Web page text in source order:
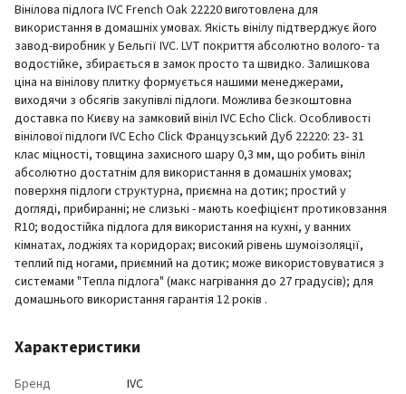
Вінілова підлога IVC French Oak 22220 виготовлена для
використання в домашніх умовах. Якість вінілу підтверджує його
завод-виробник у Бельгії IVC. LVT покриття абсолютно волого- та
водостійке, збирається в замок просто та швидко. Залишкова
ціна на вінілову плитку формується нашими менеджерами,
виходячи з обсягів закупівлі підлоги. Можлива безкоштовна
доставка по Києву на замковий вініл IVC Echo Click. Особливості
вінілової підлоги IVC Echo Click Французський Дуб 22220: 23- 31
клас міцності, товщина захисного шару 0,3 мм, що робить вініл
абсолютно достатнім для використання в домашніх умовах;
поверхня підлоги структурна, приємна на дотик; простий у
догляді, прибиранні; не слизькі - мають коефіцієнт протиковзання
R10; водостійка підлога для використання на кухні, у ванних
кімнатах, лоджіях та коридорах; високий рівень шумоізоляції,
теплий під ногами, приємний на дотик; може використовуватися з
системами "Тепла підлога" (макс нагрівання до 27 градусів); для
домашнього використання гарантія 12 років .
Характеристики
Бренд
IVC